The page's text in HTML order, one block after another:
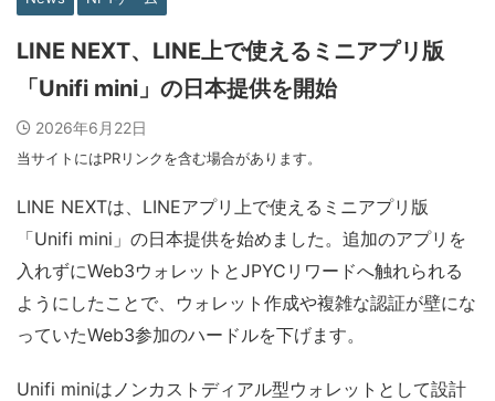
LINE NEXT、LINE上で使えるミニアプリ版
「Unifi mini」の日本提供を開始
2026年6月22日
当サイトにはPRリンクを含む場合があります。
LINE NEXTは、LINEアプリ上で使えるミニアプリ版
「Unifi mini」の日本提供を始めました。追加のアプリを
入れずにWeb3ウォレットとJPYCリワードへ触れられる
ようにしたことで、ウォレット作成や複雑な認証が壁にな
っていたWeb3参加のハードルを下げます。
Unifi miniはノンカストディアル型ウォレットとして設計